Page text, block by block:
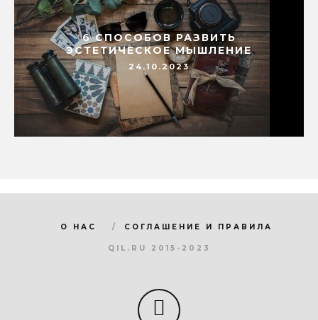
6 СПОСОБОВ РАЗВИТЬ
ЭСТЕТИЧЕСКОЕ МЫШЛЕНИЕ
24.10.2023
О НАС СОГЛАШЕНИЕ И ПРАВИЛА
QIL.RU 2015-2023